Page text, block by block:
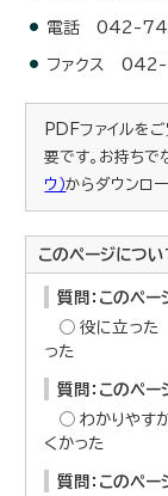
電話 042-
ファクス
PDFファイルを
要です。お持ちで
ウ）からダウンロー
このページにつ
質問：このペ
役に立った
った
質問：このペ
わかりやす
くかった
質問：このペ